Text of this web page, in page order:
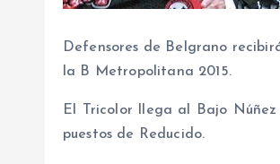
Defensores de Belgrano
la B Metropolitana 2015.
El Tricolor llega al Bajo
puestos de Reducido.